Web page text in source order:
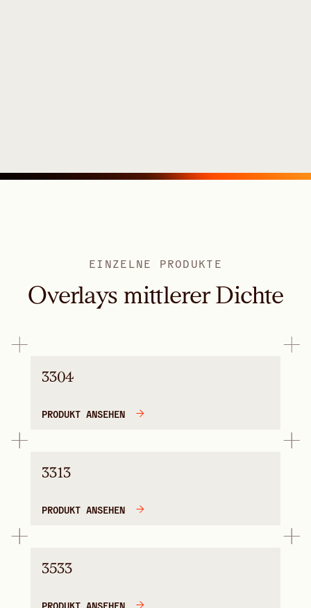
EINZELNE PRODUKTE
Overlays mittlerer Dichte
3304
PRODUKT ANSEHEN
3313
PRODUKT ANSEHEN
3533
PRODUKT ANSEHEN